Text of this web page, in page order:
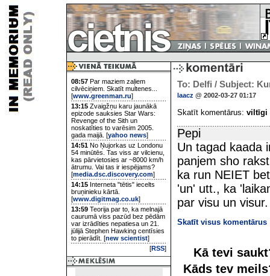
08:57 Par maziem zaļiem
cilvēciņiem. Skatīt multenes...
[www.greenman.ru]
13:15 Zvaigžņu karu jaunākā
epizode sauksies Star Wars:
Revenge of the Sith un
noskatīties to varēsim 2005.
gada maijā. [yahoo news]
14:51 No Ņujorkas uz Londonu
54 minūtēs. Tas viss ar vilcienu,
kas pārvietosies ar ~8000 km/h
ātrumu. Vai tas ir iespējams?
[media.dsc.discovery.com]
14:15 Interneta "tētis" iecelts
bruņinieku kārtā.
[www.digitmag.co.uk]
13:59 Teorija par to, ka melnajā
caurumā viss pazūd bez pēdām
var izrādīties nepatiesa un 21.
jūlijā Stephen Hawking centīsies
to pierādīt. [new scientist]
[RSS]
To: Delfi / Subject:
laacz @ 2002-03-27 01:17
Skatīt komentārus: viltīgi
Pepi
Un tagad kaada
panjem sho
ka run NEIET
'un' utt., ka
par visu un visur.
Skatīt visus komentārus
Kā tevi
Kāds tev